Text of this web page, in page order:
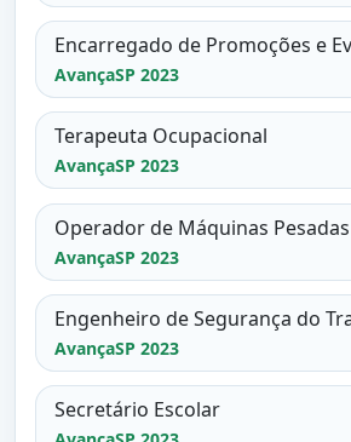
Encarregado de Promoções e
AvançaSP 2023
Terapeuta Ocupacional
AvançaSP 2023
Operador de Máquinas
AvançaSP 2023
Engenheiro de Segurança do
AvançaSP 2023
Secretário Escolar